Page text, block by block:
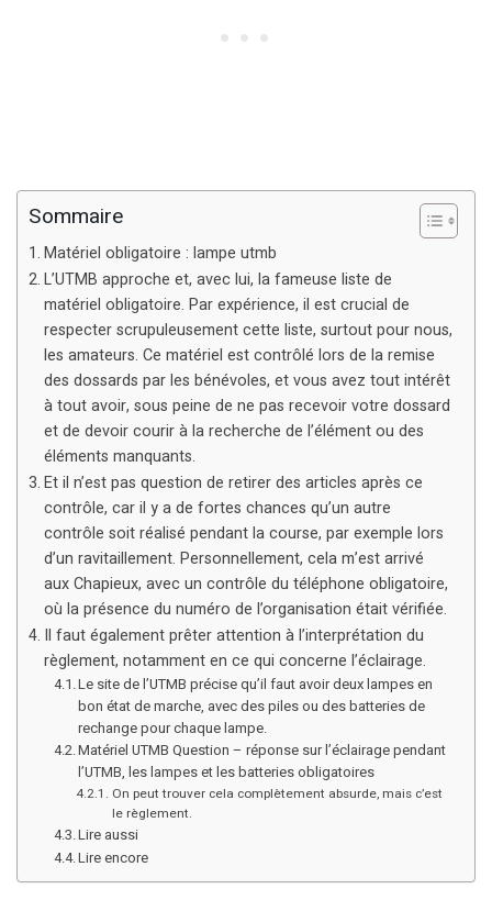
Sommaire
Matériel obligatoire : lampe utmb
L’UTMB approche et, avec lui, la fameuse liste de
matériel obligatoire. Par expérience, il est crucial de
respecter scrupuleusement cette liste, surtout pour nous,
les amateurs. Ce matériel est contrôlé lors de la remise
des dossards par les bénévoles, et vous avez tout intérêt
à tout avoir, sous peine de ne pas recevoir votre dossard
et de devoir courir à la recherche de l’élément ou des
éléments manquants.
Et il n’est pas question de retirer des articles après ce
contrôle, car il y a de fortes chances qu’un autre
contrôle soit réalisé pendant la course, par exemple lors
d’un ravitaillement. Personnellement, cela m’est arrivé
aux Chapieux, avec un contrôle du téléphone obligatoire,
où la présence du numéro de l’organisation était vérifiée.
Il faut également prêter attention à l’interprétation du
règlement, notamment en ce qui concerne l’éclairage.
Le site de l’UTMB précise qu’il faut avoir deux lampes en
bon état de marche, avec des piles ou des batteries de
rechange pour chaque lampe.
Matériel UTMB Question – réponse sur l’éclairage pendant
l’UTMB, les lampes et les batteries obligatoires
On peut trouver cela complètement absurde, mais c’est
le règlement.
Lire aussi
Lire encore